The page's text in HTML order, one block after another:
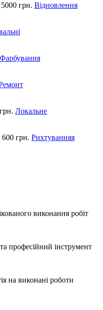
5000 грн. Відновлення
Фарбування
Локальне
600 грн. Рихтуванняя
виконання робіт
професійний інструмент
на виконані роботи